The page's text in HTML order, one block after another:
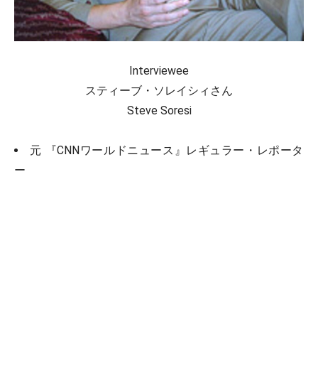
Interviewee
スティーブ・ソレイシィさん
Steve Soresi
元 『CNNワールドニュース』レギュラー・レポータ
ー